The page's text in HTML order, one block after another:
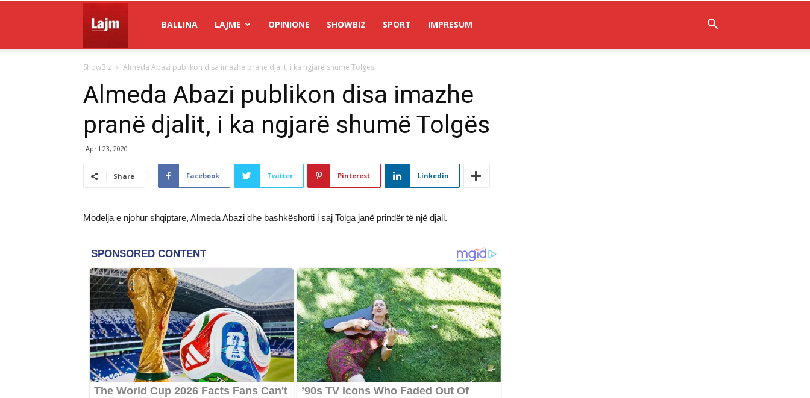
Lajm
BALLINA LAJME OPINIONE SHOWBIZ SPORT IMPRESUM
ShowBiz Almeda Abazi publikon disa imazhe pranë djalit, i ka ngjarë shumë Tolgës
Almeda Abazi publikon disa imazhe
pranë djalit, i ka ngjarë shumë Tolgës
April 23, 2020
Share Facebook Twitter Pinterest Linkedin
Modelja e njohur shqiptare, Almeda Abazi dhe bashkëshorti i saj Tolga janë prindër të një djali.